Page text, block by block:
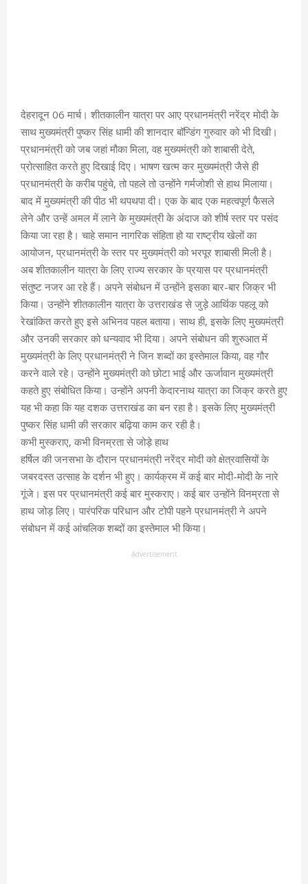
देहरादून 06 मार्च। शीतकालीन यात्रा पर आए प्रधानमंत्री नरेंद्र मोदी के
साथ मुख्यमंत्री पुष्कर सिंह धामी की शानदार बॉन्डिंग गुरुवार को भी दिखी।
प्रधानमंत्री को जब जहां मौका मिला, वह मुख्यमंत्री को शाबासी देते,
प्रोत्साहित करते हुए दिखाई दिए। भाषण खत्म कर मुख्यमंत्री जैसे ही
प्रधानमंत्री के करीब पहुंचे, तो पहले तो उन्होंने गर्मजोशी से हाथ मिलाया।
बाद में मुख्यमंत्री की पीठ भी थपथपा दी। एक के बाद एक महत्वपूर्ण फैसले
लेने और उन्हें अमल में लाने के मुख्यमंत्री के अंदाज को शीर्ष स्तर पर पसंद
किया जा रहा है। चाहे समान नागरिक संहिता हो या राष्ट्रीय खेलों का
आयोजन, प्रधानमंत्री के स्तर पर मुख्यमंत्री को भरपूर शाबासी मिली है।
अब शीतकालीन यात्रा के लिए राज्य सरकार के प्रयास पर प्रधानमंत्री
संतुष्ट नजर आ रहे हैं। अपने संबोधन में उन्होंने इसका बार-बार जिक्र भी
किया। उन्होंने शीतकालीन यात्रा के उत्तराखंड से जुड़े आर्थिक पहलू को
रेखांकित करते हुए इसे अभिनव पहल बताया। साथ ही, इसके लिए मुख्यमंत्री
और उनकी सरकार को धन्यवाद भी दिया। अपने संबोधन की शुरुआत में
मुख्यमंत्री के लिए प्रधानमंत्री ने जिन शब्दों का इस्तेमाल किया, वह गौर
करने वाले रहे। उन्होंने मुख्यमंत्री को छोटा भाई और ऊर्जावान मुख्यमंत्री
कहते हुए संबोधित किया। उन्होंने अपनी केदारनाथ यात्रा का जिक्र करते हुए
यह भी कहा कि यह दशक उत्तराखंड का बन रहा है। इसके लिए मुख्यमंत्री
पुष्कर सिंह धामी की सरकार बढ़िया काम कर रही है।
कभी मुस्कराए, कभी विनम्रता से जोड़े हाथ
हर्षिल की जनसभा के दौरान प्रधानमंत्री नरेंद्र मोदी को क्षेत्रवासियों के
जबरदस्त उत्साह के दर्शन भी हुए। कार्यक्रम में कई बार मोदी-मोदी के नारे
गूंजे। इस पर प्रधानमंत्री कई बार मुस्कराए। कई बार उन्होंने विनम्रता से
हाथ जोड़ लिए। पारंपरिक परिधान और टोपी पहने प्रधानमंत्री ने अपने
संबोधन में कई आंचलिक शब्दों का इस्तेमाल भी किया।
Advertisement